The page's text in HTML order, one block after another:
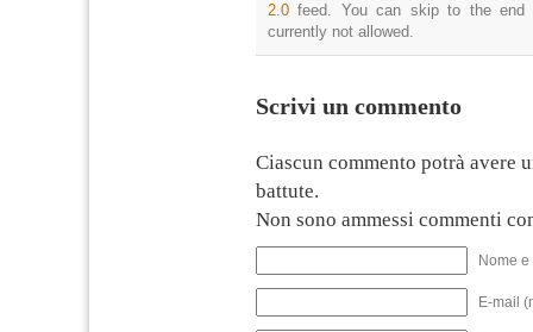
2.0 feed. You can skip to the end
currently not allowed.
Scrivi un commento
Ciascun commento potrà avere
battute.
Non sono ammessi commenti
Nome
E-mail